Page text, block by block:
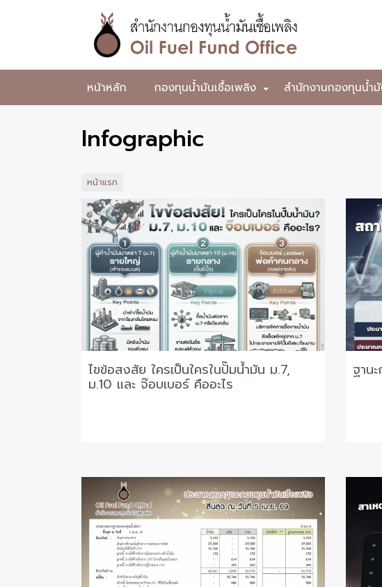
หลัก
สำนักงาน
กองทุน
น้ำมัน
เพลิง
หน้าหลัก +
กองทุนน้ำมันเชื้อเพลิง สำนักงานกองทุนน้ำ
Infographic
หน้าแรก
ไขข้อสงสัย ใครเป็นใครในปั๊มน้ำมัน ม.7,
ม.10 และ จ๊อบเบอร์ คืออะไร
ฐาน